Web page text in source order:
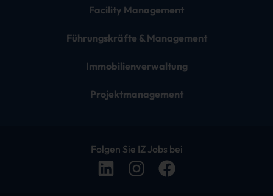
Facility Management
Führungskräfte & Management
Immobilienverwaltung
Projektmanagement
Folgen Sie IZ Jobs bei